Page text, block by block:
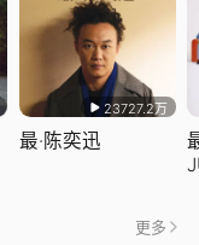
23727.2万
最·陈奕迅
更多